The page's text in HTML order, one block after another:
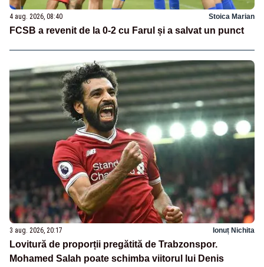
4 aug. 2026, 08:40 Stoica Marian
FCSB a revenit de la 0-2 cu Farul și a salvat un punct
3 aug. 2026, 20:17 Ionuț Nichita
Lovitură de proporții pregătită de Trabzonspor.
Mohamed Salah poate schimba viitorul lui Denis